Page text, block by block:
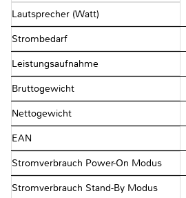
Lautsprecher (Watt)
Strombedarf
Leistungsaufnahme
Bruttogewicht
Nettogewicht
EAN
Stromverbrauch Power-On Modus
Stromverbrauch Stand-By Modus